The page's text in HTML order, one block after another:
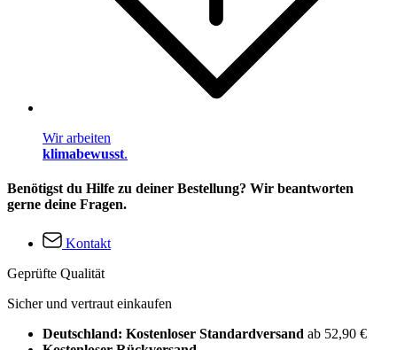
Wir arbeiten
klimabewusst.
Benötigst du Hilfe zu deiner Bestellung? Wir beantworten
gerne deine Fragen.
Kontakt
Geprüfte Qualität
Sicher und vertraut einkaufen
Deutschland: Kostenloser Standardversand ab 52,90 €